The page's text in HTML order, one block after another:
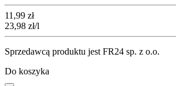
Cena
11,99 zł
23,98 zł/l
Sprzedawcą produktu jest FR24 sp. z o.o.
Do koszyka